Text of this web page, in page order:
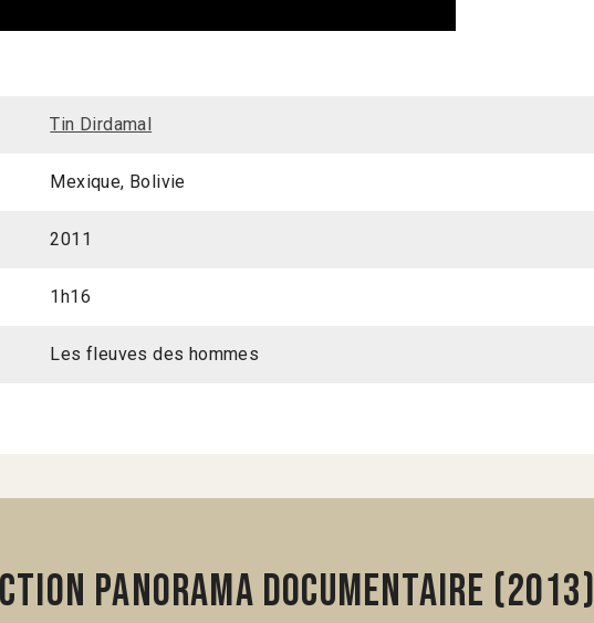
Tin Dirdamal
Mexique, Bolivie
2011
1h16
Les fleuves des hommes
Panorama Documentaire (2013)